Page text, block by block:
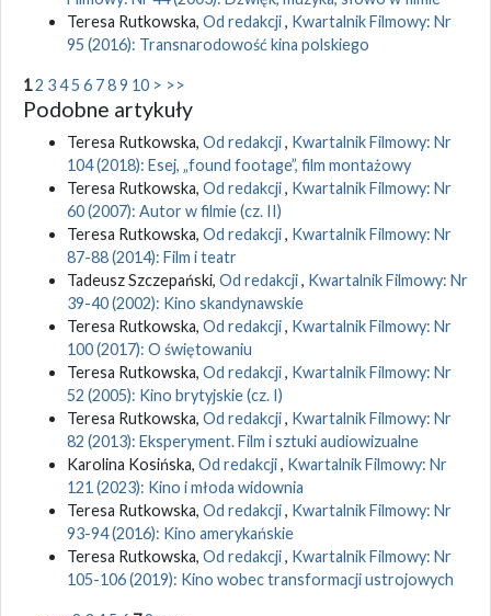
Teresa Rutkowska, Od redakcji, Kwartalnik Filmowy: Nr
95 (2016): Transnarodowość kina polskiego
12 345 6 789 10 > >>
Podobne artykuły
Teresa Rutkowska, Od redakcji, Kwartalnik Filmowy: Nr
104 (2018): Esej, „found footage”, film montażowy
Teresa Rutkowska, Od redakcji, Kwartalnik Filmowy: Nr
60 (2007): Autor w filmie (cz. II)
Teresa Rutkowska, Od redakcji, Kwartalnik Filmowy: Nr
87-88 (2014): Film i teatr
Tadeusz Szczepański, Od redakcji, Kwartalnik Filmowy: Nr
39-40 (2002): Kino skandynawskie
Teresa Rutkowska, Od redakcji, Kwartalnik Filmowy: Nr
100 (2017): O świętowaniu
Teresa Rutkowska, Od redakcji, Kwartalnik Filmowy: Nr
52 (2005): Kino brytyjskie (cz. I)
Teresa Rutkowska, Od redakcji, Kwartalnik Filmowy: Nr
82 (2013): Eksperyment. Film i sztuki audiowizualne
Karolina Kosińska, Od redakcji, Kwartalnik Filmowy: Nr
121 (2023): Kino i młoda widownia
Teresa Rutkowska, Od redakcji, Kwartalnik Filmowy: Nr
93-94 (2016): Kino amerykańskie
Teresa Rutkowska, Od redakcji, Kwartalnik Filmowy: Nr
105-106 (2019): Kino wobec transformacji ustrojowych